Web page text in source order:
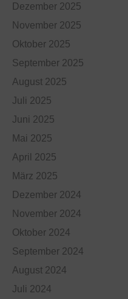
Dezember 2025
November 2025
Oktober 2025
September 2025
August 2025
Juli 2025
Juni 2025
Mai 2025
April 2025
März 2025
Dezember 2024
November 2024
Oktober 2024
September 2024
August 2024
Juli 2024